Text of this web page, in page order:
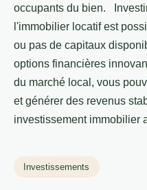
occupants du bien.
l'immobilier locatif est
ou pas de capitaux
options financières
du marché local, vous
et générer des revenus
investissement immobilier
Investissements